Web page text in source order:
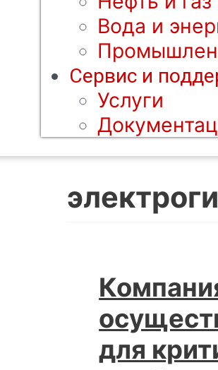
Вода и
Сервис и
Услуги
для